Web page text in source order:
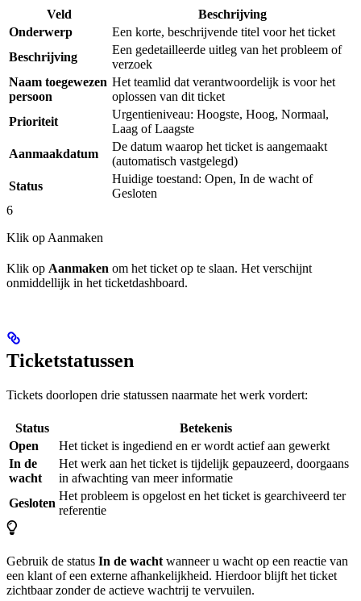
Veld
Beschrijving
Onderwerp
Een korte, beschrijvende titel voor het ticket
Beschrijving
Een gedetailleerde uitleg van het probleem of
verzoek
Naam toegewezen
persoon
Het teamlid dat verantwoordelijk is voor het
oplossen van dit ticket
Prioriteit
Urgentieniveau: Hoogste, Hoog, Normaal,
Laag of Laagste
Aanmaakdatum
De datum waarop het ticket is aangemaakt
(automatisch vastgelegd)
Status
Huidige toestand: Open, In de wacht of
Gesloten
6
Klik op Aanmaken
Klik op Aanmaken om het ticket op te slaan. Het verschijnt
onmiddellijk in het ticketdashboard.
Ticketstatussen
Tickets doorlopen drie statussen naarmate het werk vordert:
Status
Betekenis
Open
Het ticket is ingediend en er wordt actief aan gewerkt
In de
wacht
Het werk aan het ticket is tijdelijk gepauzeerd, doorgaans
in afwachting van meer informatie
Gesloten
Het probleem is opgelost en het ticket is gearchiveerd ter
referentie
Gebruik de status In de wacht wanneer u wacht op een reactie van
een klant of een externe afhankelijkheid. Hierdoor blijft het ticket
zichtbaar zonder de actieve wachtrij te vervuilen.